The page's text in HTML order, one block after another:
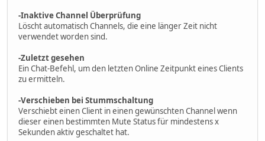
-Inaktive Channel Überprüfung
Löscht automatisch Channels, die eine länger Zeit nicht
verwendet worden sind.
-Zuletzt gesehen
Ein Chat-Befehl, um den letzten Online Zeitpunkt eines Clients
zu ermitteln.
-Verschieben bei Stummschaltung
Verschiebt einen Client in einen gewünschten Channel wenn
dieser einen bestimmten Mute Status für mindestens x
Sekunden aktiv geschaltet hat.